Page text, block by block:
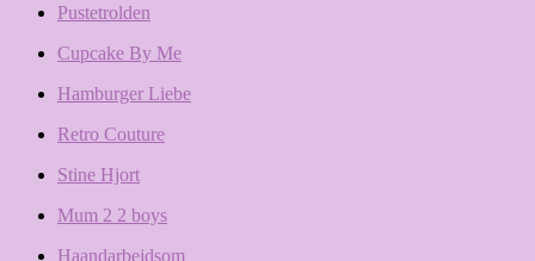
Pustetrolden
Cupcake By Me
Hamburger Liebe
Retro Couture
Stine Hjort
Mum 2 2 boys
Haandarbejdsom